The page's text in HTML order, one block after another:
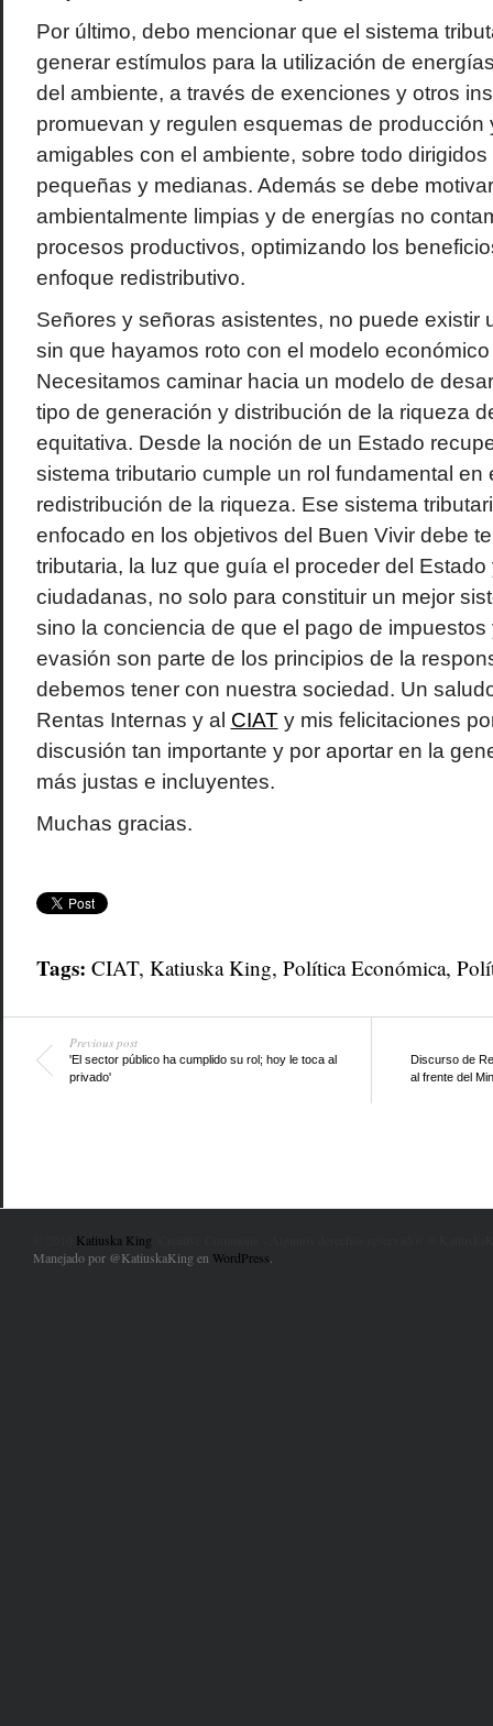
Por último, debo mencionar que el sistema
generar estímulos para la utilización de
del ambiente, a través de exenciones y otros
promuevan y regulen esquemas de producción
amigables con el ambiente, sobre todo
pequeñas y medianas. Además se debe
ambientalmente limpias y de energías no
procesos productivos, optimizando los
enfoque redistributivo.
Señores y señoras asistentes, no puede existir
sin que hayamos roto con el modelo
Necesitamos caminar hacia un modelo de
tipo de generación y distribución de la riqueza
equitativa. Desde la noción de un Estado
sistema tributario cumple un rol fundamental en
redistribución de la riqueza. Ese sistema
enfocado en los objetivos del Buen Vivir debe
tributaria, la luz que guía el proceder del
ciudadanas, no solo para constituir un mejor
sino la conciencia de que el pago de impuestos
evasión son parte de los principios de la
debemos tener con nuestra sociedad. Un
Rentas Internas y al CIATy mis felicitaciones
discusión tan importante y por aportar en la
más justas e incluyentes.
Muchas gracias.
Tags: CIAT, Katiuska King, Política Económica,
Previous post
'El sector público ha cumplido su rol; hoy le toca al
privado'
Discurso de
al frente del
Katiuska King
Manejado por @KatiuskaKing en WordPress